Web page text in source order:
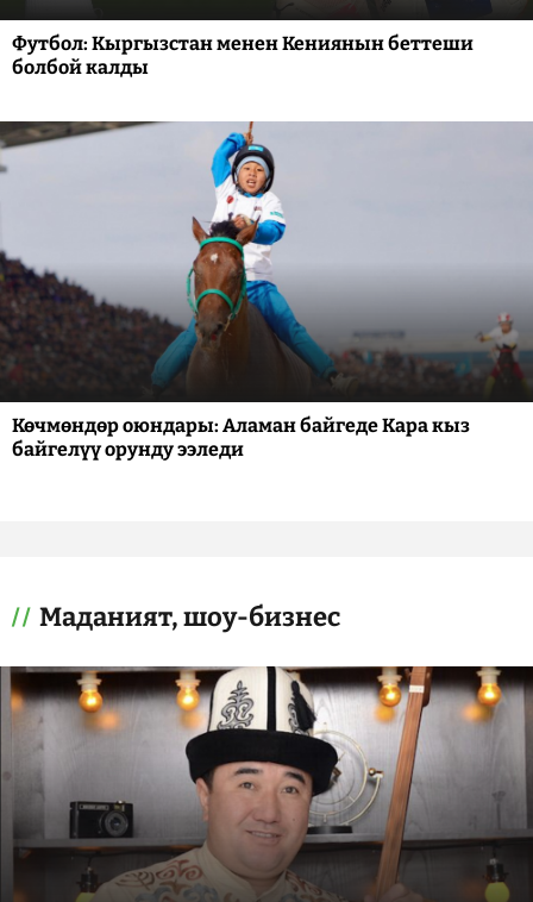
Футбол: Кыргызстан менен Кениянын беттеши
болбой калды
Көчмөндөр оюндары: Аламан байгеде Кара кыз
байгелүү орунду ээледи
Маданият, шоу-бизнес